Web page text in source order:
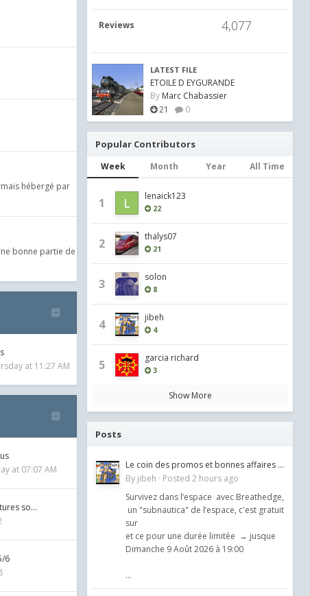
hébergé par
bonne partie de
at 11:27 AM
at 07:07 AM
so…
6
Reviews 4,077
LATEST FILE
ETOILE D EYGURANDE
By Marc Chabassier
21
0
Popular Contributors
Week Month Year All Time
1 lenaick123
22
2 thalys07
21
3 solon
8
4 jibeh
4
5 garcia richard
3
Show More
Posts
Le coin des promos et bonnes affaires bis (hors simulateurs !)
By jibeh · Posted 2 hours ago
Survivez dans l’espace avec Breathedge,
un "subnautica" de l’espace, c'est gratuit
sur
et ce pour une durée limitée → jusque
Dimanche 9 Août 2026 à 19:00
...